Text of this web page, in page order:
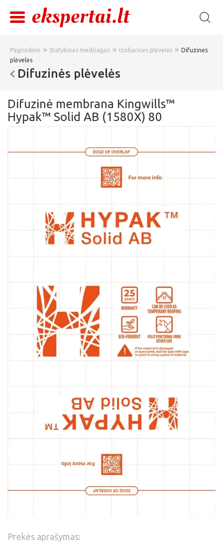
Pagrindinis » Statybinės medžiagos » Izoliacinės plėvelės » Difuzinės
plėvelės
Difuzinės plėvelės
Difuzinė membrana Kingwills™
Hypak™ Solid AB (1580X) 80
Prekės aprašymas: